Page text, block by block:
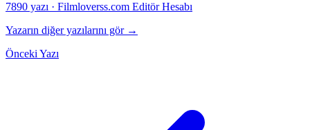
7890 yazı · Filmloverss.com Editör Hesabı
Yazarın diğer yazılarını gör →
Önceki Yazı